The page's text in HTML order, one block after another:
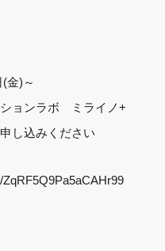
金)～
ョンラボ ミライノ+
し込みください